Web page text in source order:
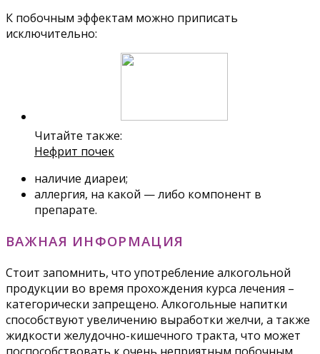
К побочным эффектам можно приписать
исключительно:
Читайте также:
Нефрит почек
наличие диареи;
аллергия, на какой — либо компонент в
препарате.
ВАЖНАЯ ИНФОРМАЦИЯ
Стоит запомнить, что употребление алкогольной
продукции во время прохождения курса лечения –
категорически запрещено. Алкогольные напитки
способствуют увеличению выработки желчи, а также
жидкости желудочно-кишечного тракта, что может
поспособствовать к очень неприятным побочным